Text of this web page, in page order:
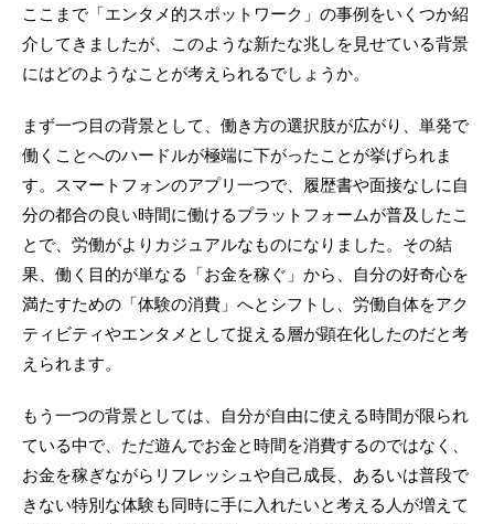
ここまで「エンタメ的スポットワーク」の事例をいくつか紹
介してきましたが、このような新たな兆しを見せている背景
にはどのようなことが考えられるでしょうか。
まず一つ目の背景として、働き方の選択肢が広がり、単発で
働くことへのハードルが極端に下がったことが挙げられま
す。スマートフォンのアプリ一つで、履歴書や面接なしに自
分の都合の良い時間に働けるプラットフォームが普及したこ
とで、労働がよりカジュアルなものになりました。その結
果、働く目的が単なる「お金を稼ぐ」から、自分の好奇心を
満たすための「体験の消費」へとシフトし、労働自体をアク
ティビティやエンタメとして捉える層が顕在化したのだと考
えられます。
もう一つの背景としては、自分が自由に使える時間が限られ
ている中で、ただ遊んでお金と時間を消費するのではなく、
お金を稼ぎながらリフレッシュや自己成長、あるいは普段で
きない特別な体験も同時に手に入れたいと考える人が増えて